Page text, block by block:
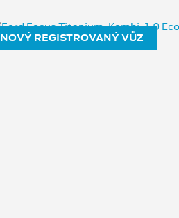
NOVÝ REGISTROVANÝ VŮZ